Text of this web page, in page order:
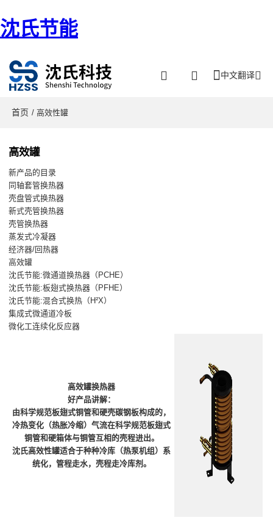
沈氏节能
中文翻译
首页 / 高效性罐
高效罐
新产品的目录
同轴套管换热器
壳盘管式换热器
新式壳管换热器
壳管换热器
蒸发式冷凝器
经济器/回热器
高效罐
沈氏节能:微通道换热器（PCHE）
沈氏节能:板翅式换热器（PFHE）
沈氏节能:混合式换热（H²X）
集成式微通道冷板
微化工连续化反应器
高效罐换热器
好产品讲解：
由科学规范板翅式铜管和硬壳碳钢板构成的，
冷热变化（热胀冷缩）气流在科学规范板翅式
铜管和硬箱体与铜管互相的壳程进出。
沈氏高效性罐适合于种种冷库（热泵机组）系
统化，管程走水，壳程走冷库剂。